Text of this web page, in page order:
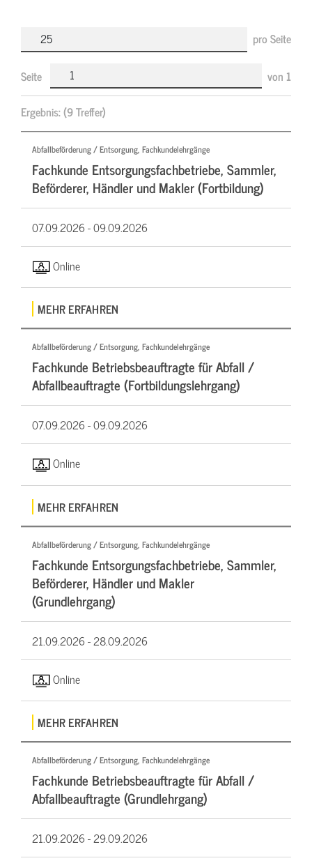
pro Seite
Seite von 1
Ergebnis:(9 Treffer)
Abfallbeförderung / Entsorgung, Fachkundelehrgänge
Fachkunde Entsorgungsfachbetriebe, Sammler,
Beförderer, Händler und Makler (Fortbildung)
07.09.2026 -09.09.2026
Online
MEHR ERFAHREN
Abfallbeförderung / Entsorgung, Fachkundelehrgänge
Fachkunde Betriebsbeauftragte für Abfall /
Abfallbeauftragte (Fortbildungslehrgang)
07.09.2026 -09.09.2026
Online
MEHR ERFAHREN
Abfallbeförderung / Entsorgung, Fachkundelehrgänge
Fachkunde Entsorgungsfachbetriebe, Sammler,
Beförderer, Händler und Makler
(Grundlehrgang)
21.09.2026 -28.09.2026
Online
MEHR ERFAHREN
Abfallbeförderung / Entsorgung, Fachkundelehrgänge
Fachkunde Betriebsbeauftragte für Abfall /
Abfallbeauftragte (Grundlehrgang)
21.09.2026 -29.09.2026